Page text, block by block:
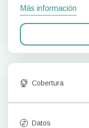
Más información
Cobertura
Datos